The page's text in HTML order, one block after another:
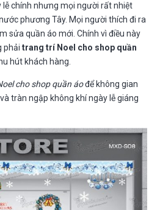
lễ chính nhưng mọi người rất nhiệt
phương Tây. Mọi người thích đi ra
sửa quần áo mới. Chính vì điều này
phải trang trí Noel cho shop quần
hút khách hàng.
cho shop quần áođể không gian
tràn ngập không khí ngày lễ giáng